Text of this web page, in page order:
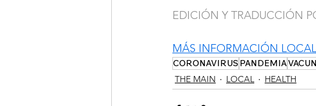
EDICIÓN Y TRADUCCIÓN
MÁS INFORMACIÓN LOCAL
CORONAVIRUS PANDEMIA
THE MAIN
LOCAL HEALTH